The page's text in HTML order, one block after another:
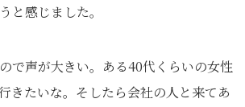
と感じました。
で声が大きい。ある40代くらいの女性
きたいな。そしたら会社の人と来てあ